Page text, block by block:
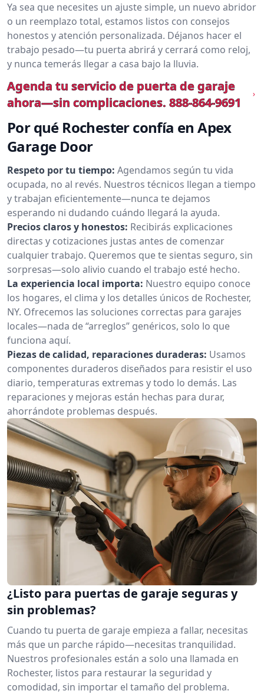
Ya sea que necesites un ajuste simple, un nuevo abridor
o un reemplazo total, estamos listos con consejos
honestos y atención personalizada. Déjanos hacer el
trabajo pesado—tu puerta abrirá y cerrará como reloj,
y nunca temerás llegar a casa bajo la lluvia.
Agenda tu servicio de puerta de garaje
ahora—sin complicaciones. 888-864-9691
Por qué Rochester confía en Apex
Garage Door
Respeto por tu tiempo: Agendamos según tu vida
ocupada, no al revés. Nuestros técnicos llegan a tiempo
y trabajan eficientemente—nunca te dejamos
esperando ni dudando cuándo llegará la ayuda.
Precios claros y honestos: Recibirás explicaciones
directas y cotizaciones justas antes de comenzar
cualquier trabajo. Queremos que te sientas seguro, sin
sorpresas—solo alivio cuando el trabajo esté hecho.
La experiencia local importa: Nuestro equipo conoce
los hogares, el clima y los detalles únicos de Rochester,
NY. Ofrecemos las soluciones correctas para garajes
locales—nada de “arreglos” genéricos, solo lo que
funciona aquí.
Piezas de calidad, reparaciones duraderas: Usamos
componentes duraderos diseñados para resistir el uso
diario, temperaturas extremas y todo lo demás. Las
reparaciones y mejoras están hechas para durar,
ahorrándote problemas después.
¿Listo para puertas de garaje seguras y
sin problemas?
Cuando tu puerta de garaje empieza a fallar, necesitas
más que un parche rápido—necesitas tranquilidad.
Nuestros profesionales están a solo una llamada en
Rochester, listos para restaurar la seguridad y
comodidad, sin importar el tamaño del problema.